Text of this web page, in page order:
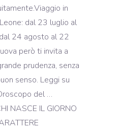
in
dal 23 luglio al
24 agosto al 22
però ti invita a
prudenza, senza
senso. Leggi su
del …
NASCE IL GIORNO